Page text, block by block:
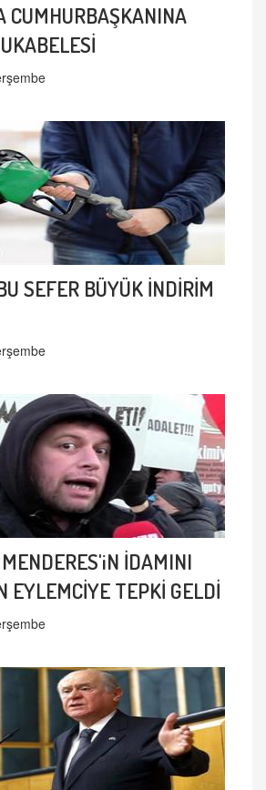
CUMHURBAŞKANINA
SEFER BÜYÜK İNDİRİM
İDAMINI
EYLEMCİYE TEPKİ GELDİ